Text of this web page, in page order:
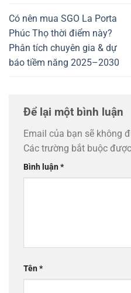
Có nên mua SGO La Porta
Phúc Thọ thời điểm này?
Phân tích chuyên gia & dự
báo tiềm năng 2025–2030
Để lại một bình luận
Email của bạn sẽ không
Các trường bắt buộc
Bình luận*
Tên*